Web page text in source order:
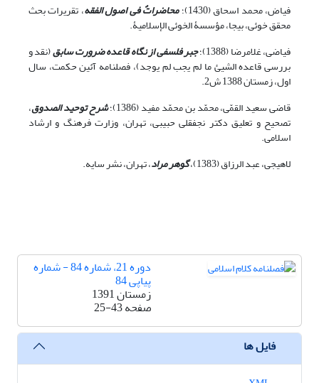
فیاض، محمد اسحاق (1430)؛
محاضراتٌ فی اصول الفقه، تقریرات بحث
محقق خوئی، بی‏جا، مؤسسۀ الخوئی الإسلامیۀ.
فیاضی، غلامرضا (1388)؛
جبر فلسفی از نگاه قاعده ضرورت سابق(نقد و
بررسی قاعده الشیئ ما لم یجب لم یوجد)، فصلنامه آئین حکمت، سال
اول، زمستان 1388 ش2.
قاضی سعید القمّی، محمّد بن محمّد مفید (1386)؛
شرح توحید الصدوق،
تصحیح و تعلیق دکتر نجف‏قلی حبیبی، تهران، وزارت فرهنگ و ارشاد
اسلامی.
لاهیجی، عبد الرزاق (1383)،
گوهر مراد، تهران، نشر سایه.
دوره 21، شماره 84 - شماره
پیاپی 84
زمستان 1391
صفحه25-43
فایل ها